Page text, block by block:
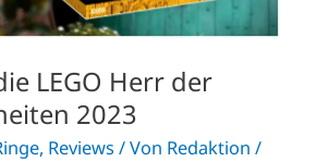
LEGO Herr der
2023
, Reviews / Von Redaktion /